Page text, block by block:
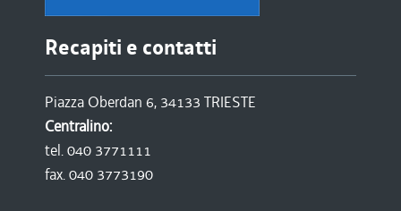
Recapiti e contatti
Piazza Oberdan 6, 34133 TRIESTE
Centralino:
tel. 040 3771111
fax. 040 3773190